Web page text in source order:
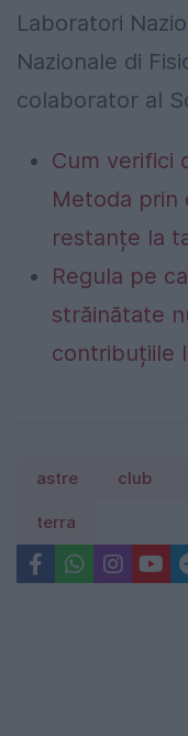
Laboratori
Nazionale di
colaborator al
Cum verifici
Metoda prin
restanțe la
Regula pe
străinătate
contribuțiile
astre club
terra